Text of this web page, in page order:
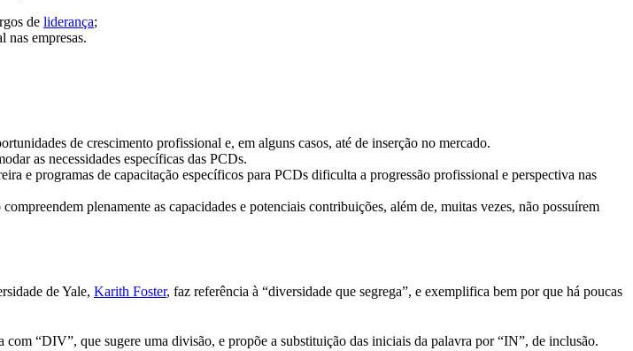
de liderança;
nas empresas.
de crescimento profissional e, em alguns casos, até de inserção no mercado.
as necessidades específicas das PCDs.
e programas de capacitação específicos para PCDs dificulta a progressão profissional e perspectiva nas
plenamente as capacidades e potenciais contribuições, além de, muitas vezes, não possuírem
de Yale, Karith Foster, faz referência à “diversidade que segrega”, e exemplifica bem por que há poucas
“DIV”, que sugere uma divisão, e propõe a substituição das iniciais da palavra por “IN”, de inclusão.